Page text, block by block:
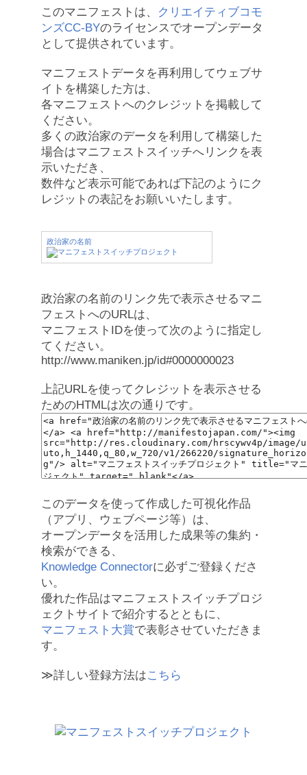
このマニフェストは、
クリエイティブコモ
ンズCC-BYのライセンスでオープンデータ
として提供されています。
マニフェストデータを再利用してウェブサ
イトを構築した方は、
各マニフェストへのクレジットを掲載して
ください。
多くの政治家のデータを利用して構築した
場合はマニフェストスイッチへリンクを表
示いただき、
数件など表示可能であれば下記のようにク
レジットの表記をお願いいたします。
政治家の名前
政治家の名前のリンク先で表示させるマニ
フェストへのURLは、
マニフェストIDを使って次のように指定し
てください。
http://www.maniken.jp/id#0000000023
上記URLを使ってクレジットを表示させる
ためのHTMLは次の通りです。
このデータを使って作成した可視化作品
（アプリ、ウェブページ等）は、
オープンデータを活用した成果等の集約・
検索ができる、
Knowledge Connectorに必ずご登録くださ
い。
優れた作品はマニフェストスイッチプロジ
ェクトサイトで紹介するとともに、
マニフェスト大賞で表彰させていただきま
す。
≫詳しい登録方法はこちら